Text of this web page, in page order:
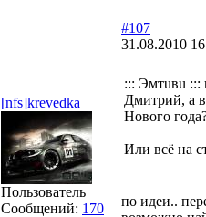
[nfs]krevedka
Пользователь
Сообщений: 170
#107
31.08.2010
::: Эмтuвu :::
Дмитрий, а
Нового
Или всё на
по идеи..